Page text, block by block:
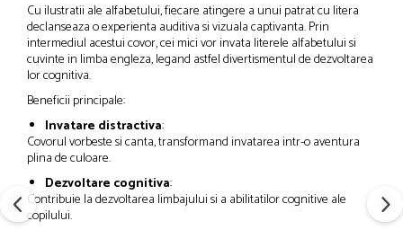
Cu ilustratii ale alfabetului, fiecare atingere a unui patrat cu litera
declanseaza o experienta auditiva si vizuala captivanta. Prin
intermediul acestui covor, cei mici vor invata literele alfabetului si
cuvinte in limba engleza, legand astfel divertismentul de dezvoltarea
lor cognitiva.
Beneficii principale:
Invatare distractiva:
Covorul vorbeste si canta, transformand invatarea intr-o aventura
plina de culoare.
Dezvoltare cognitiva:
Contribuie la dezvoltarea limbajului si a abilitatilor cognitive ale
copilului.